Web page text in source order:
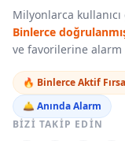
Milyonlarca
Binlerce
ve favorilerine
🔥 Binlerce Aktif
🛎️ Anında Alarm
BIZI TAKIP EDIN